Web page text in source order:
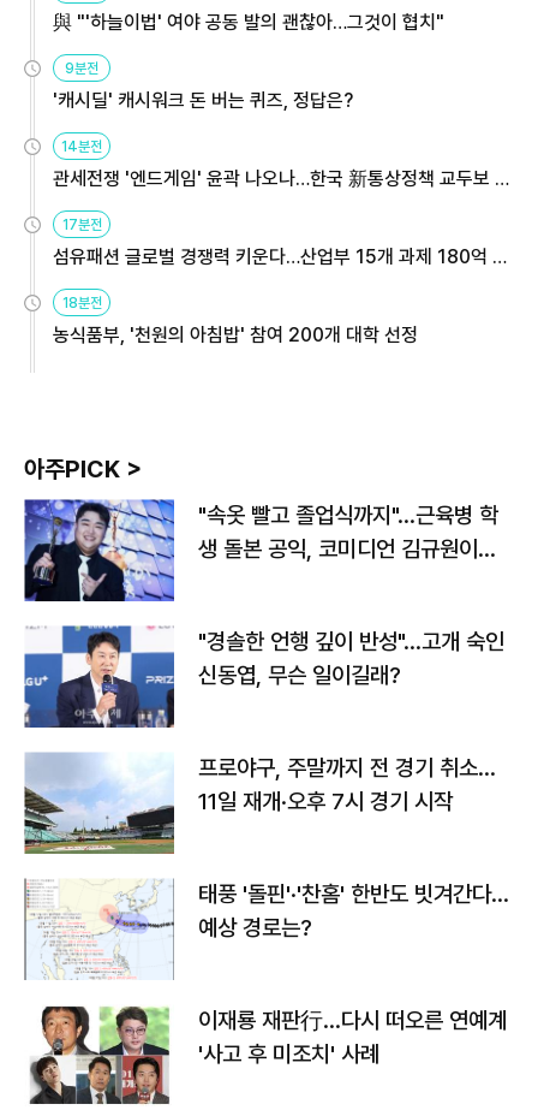
與 "'하늘이법' 여야 공동 발의 괜찮아…그것이 협치"
9분전
'캐시딜' 캐시워크 돈 버는 퀴즈, 정답은?
14분전
관세전쟁 '엔드게임' 윤곽 나오나…한국 新통상정책 교두보 활
용해야
17분전
섬유패션 글로벌 경쟁력 키운다…산업부 15개 과제 180억 지
원
18분전
농식품부, '천원의 아침밥' 참여 200개 대학 선정
아주PICK >
"속옷 빨고 졸업식까지"…근육병 학
생 돌본 공익, 코미디언 김규원이었
"경솔한 언행 깊이 반성"…고개 숙인
신동엽, 무슨 일이길래?
프로야구, 주말까지 전 경기 취소…
11일 재개·오후 7시 경기 시작
태풍 '돌핀'·'찬홈' 한반도 빗겨간다…
예상 경로는?
이재룡 재판行…다시 떠오른 연예계
'사고 후 미조치' 사례